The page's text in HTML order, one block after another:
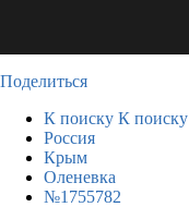
Поделиться
К поиску К поиску
Россия
Крым
Оленевка
№1755782